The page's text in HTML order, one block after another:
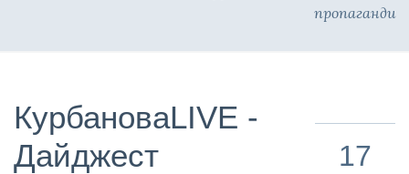
пропаганди
КурбановаLIVE -
Дайджест
17